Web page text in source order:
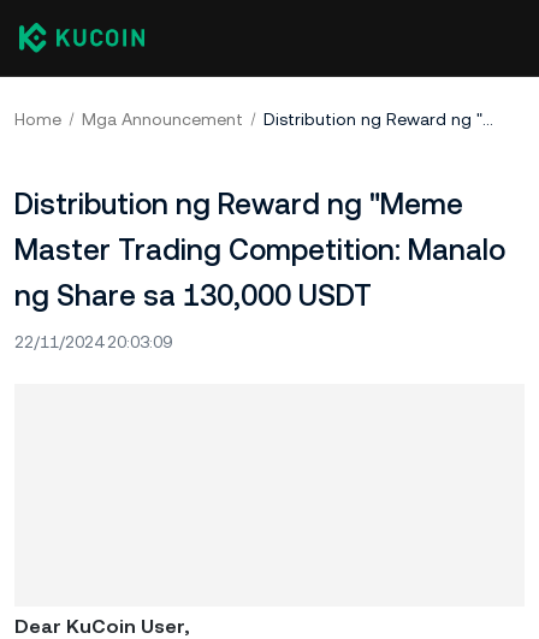
Home Mga Announcement Distribution ng Reward ng "Meme Master Trading Competition: Manalo ng Share sa 130,000 USDT
Distribution ng Reward ng "Meme
Master Trading Competition: Manalo
ng Share sa 130,000 USDT
22/11/2024 20:03:09
Dear KuCoin User,